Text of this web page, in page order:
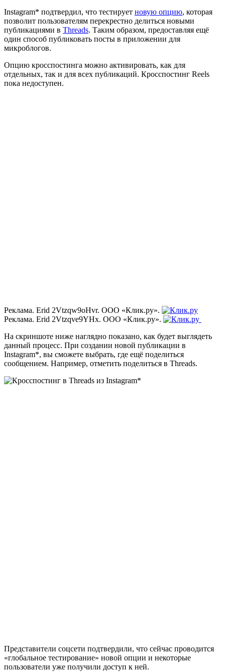
Instagram* подтвердил, что тестирует новую опцию, которая
позволит пользователям перекрестно делиться новыми
публикациями в Threads. Таким образом, предоставляя ещё
один способ публиковать посты в приложении для
микроблогов.
Опцию кросспостинга можно активировать, как для
отдельных, так и для всех публикаций. Кросспостинг Reels
пока недоступен.
Реклама. Erid 2Vtzqw9oHvr. ООО «Клик.ру».
Реклама. Erid 2Vtzqve9YHx. ООО «Клик.ру».
На скриншоте ниже наглядно показано, как будет выглядеть
данный процесс. При создании новой публикации в
Instagram*, вы сможете выбрать, где ещё поделиться
сообщением. Например, отметить поделиться в Threads.
Представители соцсети подтвердили, что сейчас проводится
«глобальное тестирование» новой опции и некоторые
пользователи уже получили доступ к ней.